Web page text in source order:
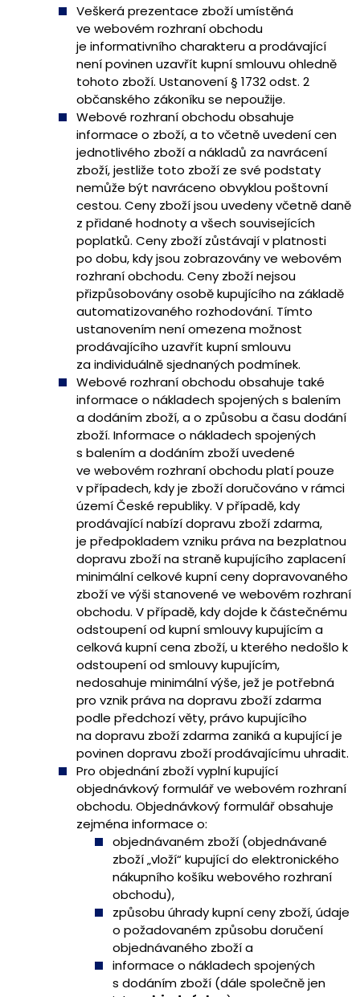
Veškerá prezentace zboží umístěná
ve webovém rozhraní obchodu
je informativního charakteru a prodávající
není povinen uzavřít kupní smlouvu ohledně
tohoto zboží. Ustanovení § 1732 odst. 2
občanského zákoníku se nepoužije.
Webové rozhraní obchodu obsahuje
informace o zboží, a to včetně uvedení cen
jednotlivého zboží a nákladů za navrácení
zboží, jestliže toto zboží ze své podstaty
nemůže být navráceno obvyklou poštovní
cestou. Ceny zboží jsou uvedeny včetně daně
z přidané hodnoty a všech souvisejících
poplatků. Ceny zboží zůstávají v platnosti
po dobu, kdy jsou zobrazovány ve webovém
rozhraní obchodu. Ceny zboží nejsou
přizpůsobovány osobě kupujícího na základě
automatizovaného rozhodování. Tímto
ustanovením není omezena možnost
prodávajícího uzavřít kupní smlouvu
za individuálně sjednaných podmínek.
Webové rozhraní obchodu obsahuje také
informace o nákladech spojených s balením
a dodáním zboží, a o způsobu a času dodání
zboží. Informace o nákladech spojených
s balením a dodáním zboží uvedené
ve webovém rozhraní obchodu platí pouze
v případech, kdy je zboží doručováno v rámci
území České republiky. V případě, kdy
prodávající nabízí dopravu zboží zdarma,
je předpokladem vzniku práva na bezplatnou
dopravu zboží na straně kupujícího zaplacení
minimální celkové kupní ceny dopravovaného
zboží ve výši stanovené ve webovém rozhraní
obchodu. V případě, kdy dojde k částečnému
odstoupení od kupní smlouvy kupujícím a
celková kupní cena zboží, u kterého nedošlo k
odstoupení od smlouvy kupujícím,
nedosahuje minimální výše, jež je potřebná
pro vznik práva na dopravu zboží zdarma
podle předchozí věty, právo kupujícího
na dopravu zboží zdarma zaniká a kupující je
povinen dopravu zboží prodávajícímu uhradit.
Pro objednání zboží vyplní kupující
objednávkový formulář ve webovém rozhraní
obchodu. Objednávkový formulář obsahuje
zejména informace o:
objednávaném zboží (objednávané
zboží „vloží“ kupující do elektronického
nákupního košíku webového rozhraní
obchodu),
způsobu úhrady kupní ceny zboží, údaje
o požadovaném způsobu doručení
objednávaného zboží a
informace o nákladech spojených
s dodáním zboží (dále společně jen